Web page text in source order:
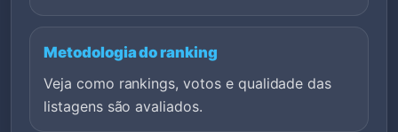
Metodologia do ranking
Veja como rankings, votos e qualidade das
listagens são avaliados.